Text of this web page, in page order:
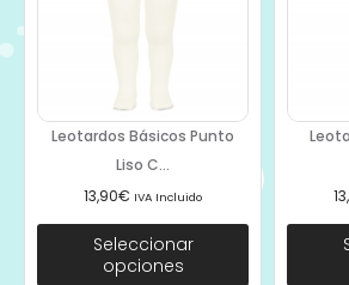
Leotardos Básicos Punto
Liso C...
13,90€ IVA Incluido
Seleccionar
opciones